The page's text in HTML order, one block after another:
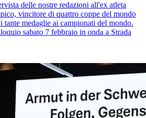
delle nostre redazioni all'ex atleta
vincitore di quattro coppe del mondo
tante medaglie ai campionati del mondo.
sabato 7 febbraio in onda a Strada